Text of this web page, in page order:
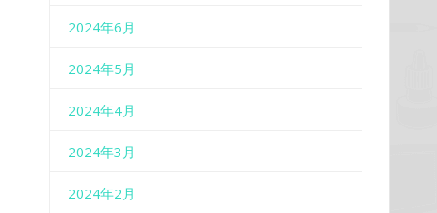
2024年6月
2024年5月
2024年4月
2024年3月
2024年2月